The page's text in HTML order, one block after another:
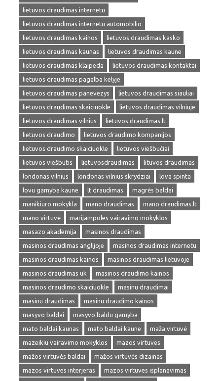
lietuvos draudimas internetu
lietuvos draudimas internetu automobilio
lietuvos draudimas kainos
lietuvos draudimas kasko
lietuvos draudimas kaunas
lietuvos draudimas kaune
lietuvos draudimas klaipeda
lietuvos draudimas kontaktai
lietuvos draudimas pagalba kelyje
lietuvos draudimas panevezys
lietuvos draudimas siauliai
lietuvos draudimas skaiciuokle
lietuvos draudimas vilniuje
lietuvos draudimas vilnius
lietuvos draudimas.lt
lietuvos draudimo
lietuvos draudimo kompanijos
lietuvos draudimo skaiciuokle
lietuvos viešbučiai
lietuvos viešbutis
lietuvosdraudimas
lituvos draudimas
londonas vilnius
londonas vilnius skrydziai
lova spinta
lovu gamyba kaune
lt draudimas
magrės baldai
manikiuro mokykla
mano draudimas
mano draudimas.lt
mano virtuvė
marijampoles vairavimo mokyklos
masazo akademija
masinos draudimas
masinos draudimas anglijoje
masinos draudimas internetu
masinos draudimas kainos
masinos draudimas lietuvoje
masinos draudimas uk
masinos draudimo kainos
masinos draudimo skaiciuokle
masinu draudimai
masinu draudimas
masinu draudimo kainos
masyvo baldai
masyvo baldu gamyba
mato baldai kaunas
mato baldai kaune
maža virtuvė
mazeikiu vairavimo mokyklos
mazos virtuves
mažos virtuvės baldai
mažos virtuvės dizainas
mazos virtuves interjeras
mazos virtuves isplanavimas